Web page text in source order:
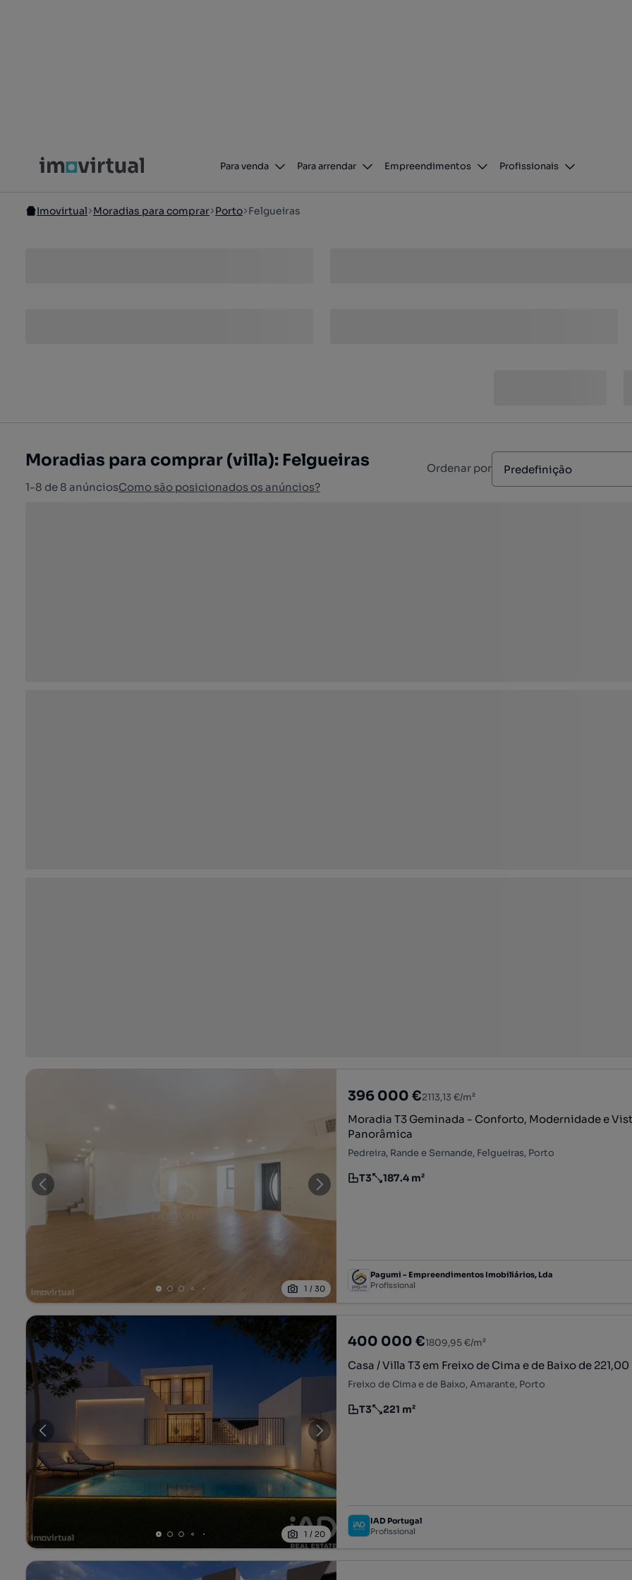
Para venda Para arrendar Empreendimentos Profissionais
Imovirtual Moradias para comprar Porto Felgueiras
Moradias para comprar (villa): Felgueiras
1-8 de 8 anúnciosComo são posicionados os anúncios?
Ordenar por Predefinição
1 /30
396 000 €2113,13 €/m²
Moradia T3 Geminada - Conforto, Modernidade e
Panorâmica
Pedreira, Rande e Sernande, Felgueiras, Porto
Tipologia
T3
Preço por metro quadrado
187.4 m²
Pagumi - Empreendimentos Imobiliários, Lda
Profissional
1 / 20
400 000 €1809,95 €/m²
Casa / Villa T3 em Freixo de Cima e de Baixo de
Freixo de Cima e de Baixo, Amarante, Porto
Tipologia
T3
Preço por metro quadrado
221 m²
IAD Portugal
Profissional